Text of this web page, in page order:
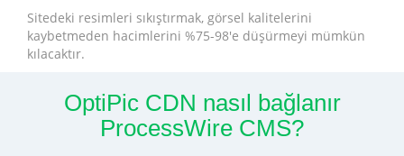
Sitedeki resimleri sıkıştırmak, görsel kalitelerini
kaybetmeden hacimlerini %75-98'e düşürmeyi mümkün
kılacaktır.
OptiPic CDN nasıl bağlanır
ProcessWire CMS?